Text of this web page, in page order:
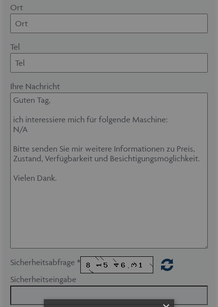
Ort
Tel
Ihre Nachricht
Sicherheitsabfrage *
Sicherheitseingabe